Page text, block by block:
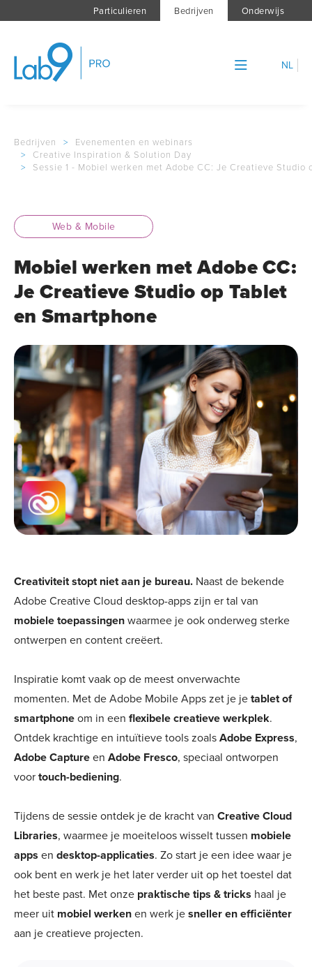
Particulieren Bedrijven Onderwijs
NL
Bedrijven >
Evenementen en webinars
>
Creative Inspiration & Solution Day
>
Sessie 1 - Mobiel werken met Adobe CC: Je Creatieve Studio
Web & Mobile
Mobiel werken met Adobe CC:
Je Creatieve Studio op Tablet
en Smartphone
Creativiteit stopt niet aan je bureau. Naast de bekende
Adobe Creative Cloud desktop-apps zijn er tal van
mobiele toepassingenwaarmee je ook onderweg sterke
ontwerpen en content creëert.
Inspiratie komt vaak op de meest onverwachte
momenten. Met de Adobe Mobile Apps zet je jetablet of
smartphoneom in een flexibele creatieve werkplek.
Ontdek krachtige en intuïtieve tools zoalsAdobe Express,
Adobe Captureen Adobe Fresco, speciaal ontworpen
voortouch-bediening.
Tijdens de sessie ontdek je de kracht van Creative Cloud
Libraries, waarmee je moeiteloos wisselt tussen mobiele
apps en desktop-applicaties. Zo start je een idee waar je
ook bent en werk je het later verder uit op het toestel dat
het beste past. Met onze praktische tips & tricks haal je
meer uit mobiel werkenen werk jesneller en efficiënter
aan je creatieve projecten.